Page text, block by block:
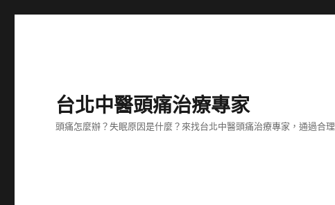
台北中醫頭痛治療專家
頭痛怎麼辦？失眠原因是什麼？來找台北中醫頭痛治療專家，通過合